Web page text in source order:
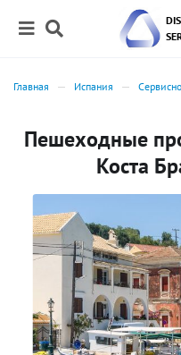
Главная Испания
Пешеходные
Коста